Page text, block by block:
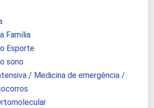
Família
Esporte
sono
/ Medicina de emergência /